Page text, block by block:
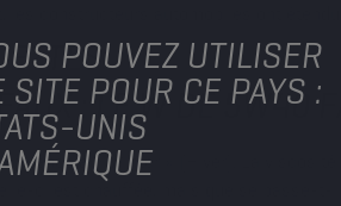
POUVEZ UTILISER
SITE POUR CE PAYS :
UNIS
les constructeurs automobiles ont
: LE W DE 5W40
référence à « Winter » (Hiver). La
ci est chauffée, mais que se passe-t-